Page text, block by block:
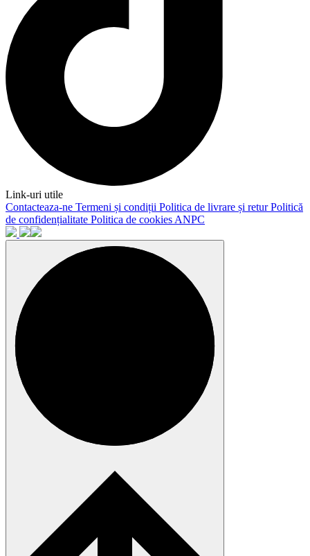
Link-uri utile
Contacteaza-ne Termeni și condiții Politica de livrare și returPolitică
de confidențialitate Politica de cookies ANPC